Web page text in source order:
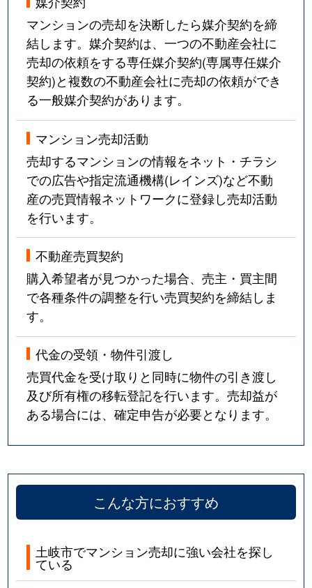
マンションの売却を決断したら媒介契約を締
結します。媒介契約は、一つの不動産会社に
売却の依頼をする専任媒介契約(専属専任媒介
契約)と複数の不動産会社に売却の依頼ができ
る一般媒介契約があります。
マンション売却活動
売却するマンションの情報をネット・チラシ
での広告や指定流通機構(レインズ)など不動
産の売買情報ネットワークに登録し売却活動
を行います。
不動産売買契約
購入希望者が見つかった場合、売主・買主間
で各種条件の調整を行い売買契約を締結しま
す。
代金の受領・物件引渡し
売買代金を受け取りと同時に物件の引き渡し
及び所有権の移転登記を行います。売却益が
ある場合には、確定申告が必要となります。
こんな方におすすめ
土岐市でマンション売却に強い会社を探し
ている